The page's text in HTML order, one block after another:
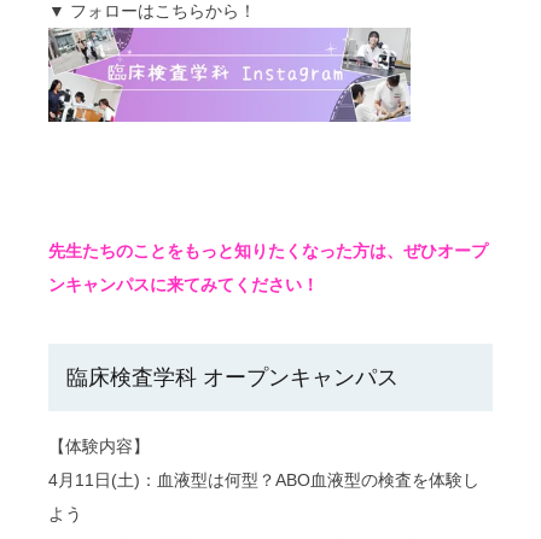
▼ フォローはこちらから！
先生たちのことをもっと知りたくなった方は、ぜひオープ
ンキャンパスに来てみてください！
臨床検査学科 オープンキャンパス
【体験内容】
4月11日(土)：血液型は何型？ABO血液型の検査を体験し
よう